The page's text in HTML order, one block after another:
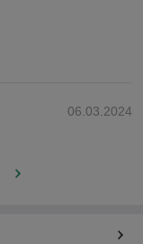
06.03.2024